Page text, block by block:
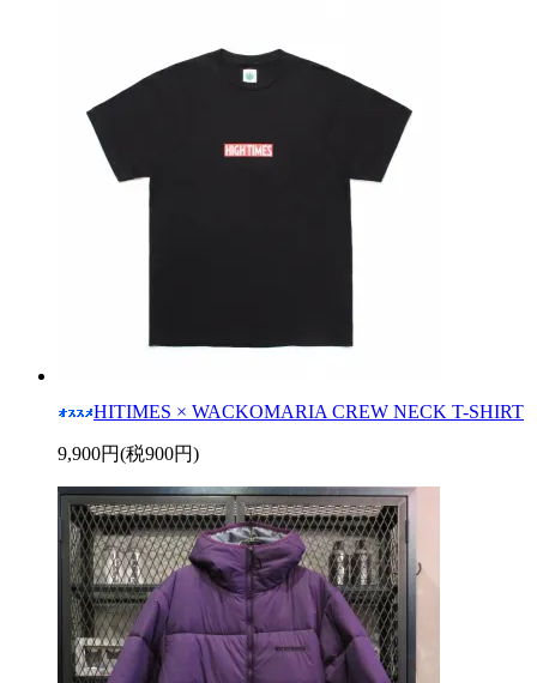
HITIMES × WACKOMARIA CREW NECK T-SHIRT
9,900円(税900円)